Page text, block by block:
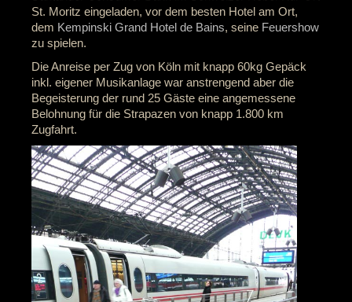
St. Moritz eingeladen, vor dem besten Hotel am Ort,
dem Kempinski Grand Hotel de Bains, seine Feuershow
zu spielen.
Die Anreise per Zug von Köln mit knapp 60kg Gepäck
inkl. eigener Musikanlage war anstrengend aber die
Begeisterung der rund 25 Gäste eine angemessene
Belohnung für die Strapazen von knapp 1.800 km
Zugfahrt.